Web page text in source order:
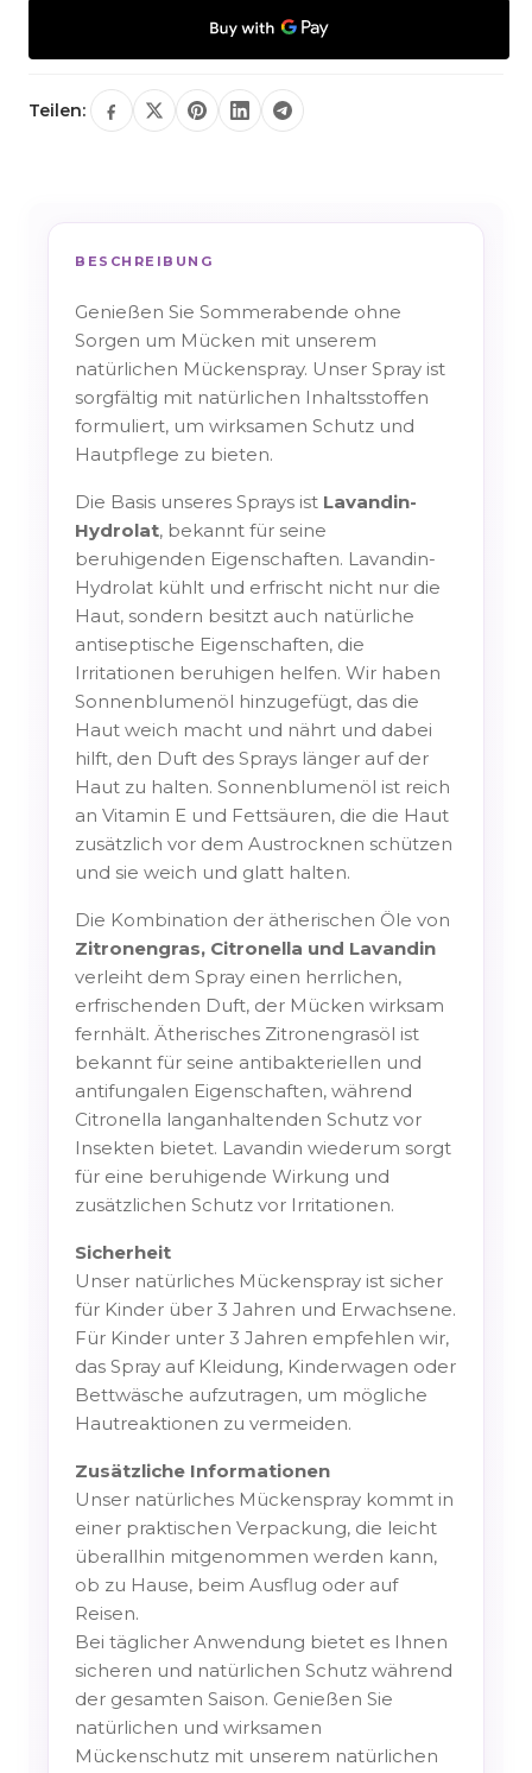
Teilen:
BESCHREIBUNG
Genießen Sie Sommerabende ohne
Sorgen um Mücken mit unserem
natürlichen Mückenspray. Unser Spray ist
sorgfältig mit natürlichen Inhaltsstoffen
formuliert, um wirksamen Schutz und
Hautpflege zu bieten.
Die Basis unseres Sprays ist Lavandin-
Hydrolat, bekannt für seine
beruhigenden Eigenschaften. Lavandin-
Hydrolat kühlt und erfrischt nicht nur die
Haut, sondern besitzt auch natürliche
antiseptische Eigenschaften, die
Irritationen beruhigen helfen. Wir haben
Sonnenblumenöl hinzugefügt, das die
Haut weich macht und nährt und dabei
hilft, den Duft des Sprays länger auf der
Haut zu halten. Sonnenblumenöl ist reich
an Vitamin E und Fettsäuren, die die Haut
zusätzlich vor dem Austrocknen schützen
und sie weich und glatt halten.
Die Kombination der ätherischen Öle von
Zitronengras, Citronella und Lavandin
verleiht dem Spray einen herrlichen,
erfrischenden Duft, der Mücken wirksam
fernhält. Ätherisches Zitronengrasöl ist
bekannt für seine antibakteriellen und
antifungalen Eigenschaften, während
Citronella langanhaltenden Schutz vor
Insekten bietet. Lavandin wiederum sorgt
für eine beruhigende Wirkung und
zusätzlichen Schutz vor Irritationen.
Sicherheit
Unser natürliches Mückenspray ist sicher
für Kinder über 3 Jahren und Erwachsene.
Für Kinder unter 3 Jahren empfehlen wir,
das Spray auf Kleidung, Kinderwagen oder
Bettwäsche aufzutragen, um mögliche
Hautreaktionen zu vermeiden.
Zusätzliche Informationen
Unser natürliches Mückenspray kommt in
einer praktischen Verpackung, die leicht
überallhin mitgenommen werden kann,
ob zu Hause, beim Ausflug oder auf
Reisen.
Bei täglicher Anwendung bietet es Ihnen
sicheren und natürlichen Schutz während
der gesamten Saison. Genießen Sie
natürlichen und wirksamen
Mückenschutz mit unserem natürlichen